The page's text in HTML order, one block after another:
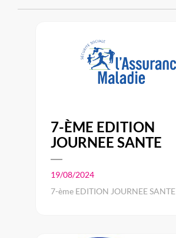
7-ÈME EDITION
JOURNEE SANTE
19/08/2024
7-ème EDITION JOURNEE SANTE